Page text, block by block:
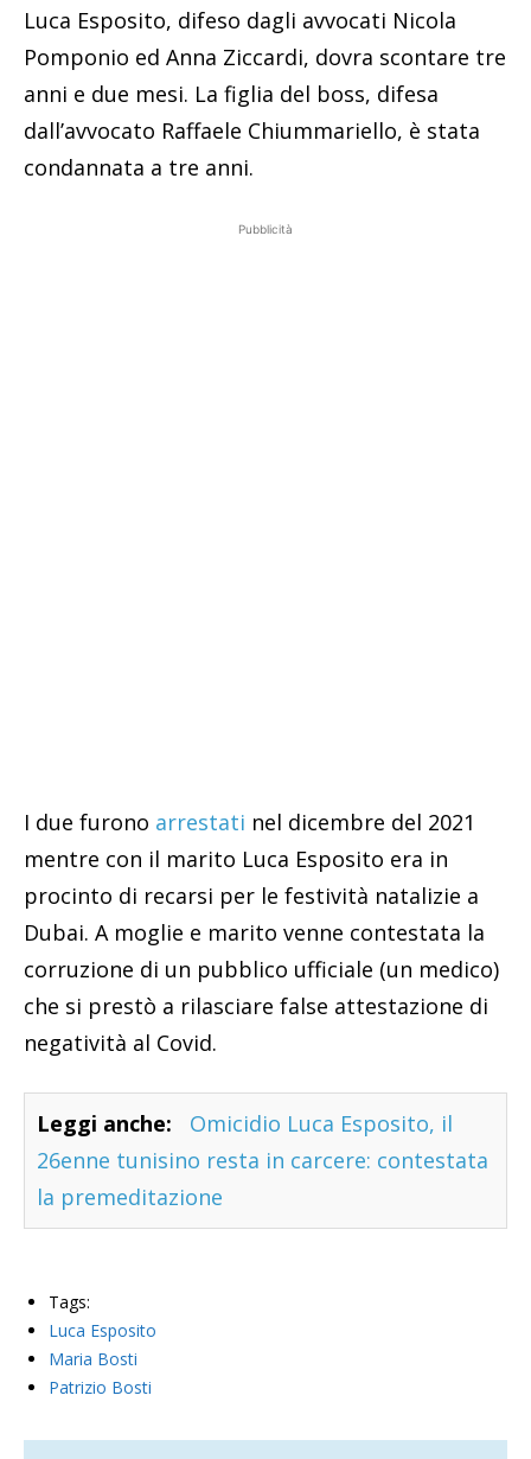
Luca Esposito, difeso dagli avvocati Nicola
Pomponio ed Anna Ziccardi, dovra scontare tre
anni e due mesi. La figlia del boss, difesa
dall’avvocato Raffaele Chiummariello, è stata
condannata a tre anni.
Pubblicità
I due furono arrestati nel dicembre del 2021
mentre con il marito Luca Esposito era in
procinto di recarsi per le festività natalizie a
Dubai. A moglie e marito venne contestata la
corruzione di un pubblico ufficiale (un medico)
che si prestò a rilasciare false attestazione di
negatività al Covid.
Leggi anche:
Omicidio Luca Esposito, il
26enne tunisino resta in carcere: contestata
la premeditazione
Tags:
Luca Esposito
Maria Bosti
Patrizio Bosti